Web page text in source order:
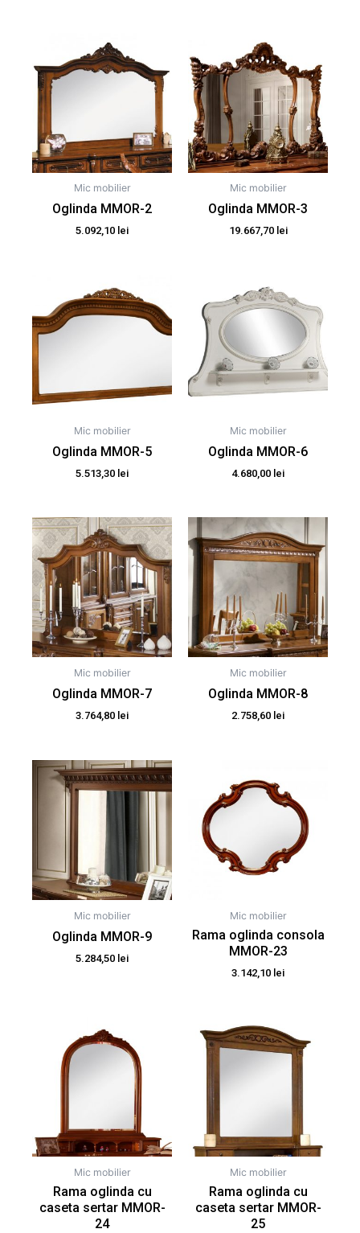
Mic mobilier
Oglinda MMOR-2
5.092,10 lei
Mic mobilier
Oglinda MMOR-3
19.667,70 lei
Mic mobilier
Oglinda MMOR-5
5.513,30 lei
Mic mobilier
Oglinda MMOR-6
4.680,00 lei
Mic mobilier
Oglinda MMOR-7
3.764,80 lei
Mic mobilier
Oglinda MMOR-8
2.758,60 lei
Mic mobilier
Oglinda MMOR-9
5.284,50 lei
Mic mobilier
Rama oglinda consola
MMOR-23
3.142,10 lei
Mic mobilier
Rama oglinda cu
caseta sertar MMOR-
24
Mic mobilier
Rama oglinda cu
caseta sertar MMOR-
25